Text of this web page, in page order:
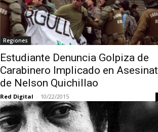
Regiones
Estudiante Denuncia Golpiza de
Carabinero Implicado en
de Nelson Quichillao
Red Digital - 10/22/2015